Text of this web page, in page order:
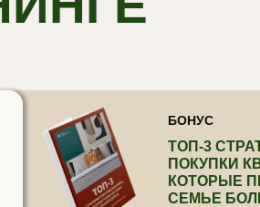
БОНУС
ТОП-3
ПОКУПКИ
КОТОРЫЕ
СЕМЬЕ